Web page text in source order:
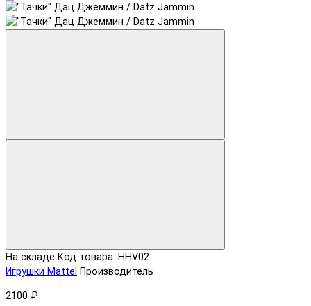
На складе Код товара: HHV02
Игрушки Mattel Производитель
2100 ₽